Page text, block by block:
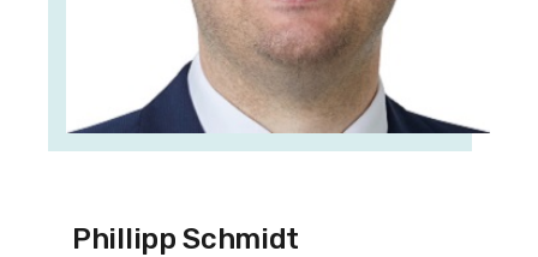
Phillipp Schmidt